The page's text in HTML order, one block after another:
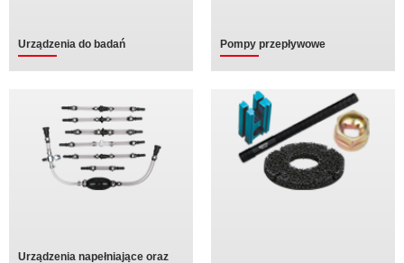
Urządzenia do badań Pompy przepływowe
Urządzenia napełniające oraz